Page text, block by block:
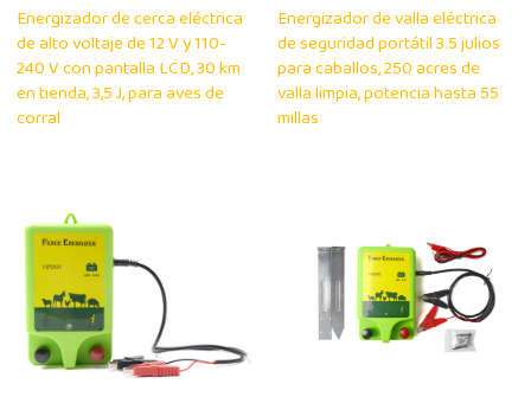
Energizador de cerca eléctrica
de alto voltaje de 12 V y 110-
240 V con pantalla LCD, 30 km
en tienda, 3,5 J, para aves de
corral
Energizador de valla eléctrica
de seguridad portátil 3.5 julios
para caballos, 250 acres de
valla limpia, potencia hasta 55
millas